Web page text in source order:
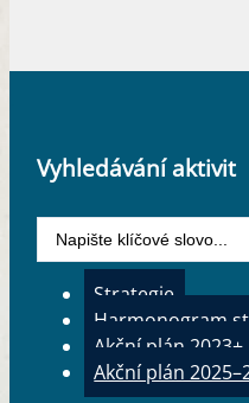
Vyhledávání aktivit
Strategie
Harmonogram
Akční plán 2023+
Akční plán